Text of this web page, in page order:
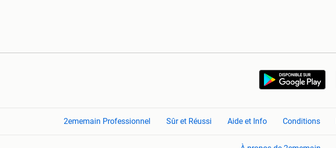
2ememain Professionnel Sûr et Réussi Aide et Info Conditions